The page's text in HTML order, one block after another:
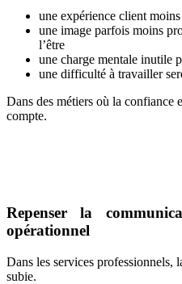
une expérience client
une image parfois moins
l’être
une charge mentale inutile
une difficulté à travailler
Dans des métiers où la confiance
compte.
Repenser la
opérationnel
Dans les services professionnels,
subie.